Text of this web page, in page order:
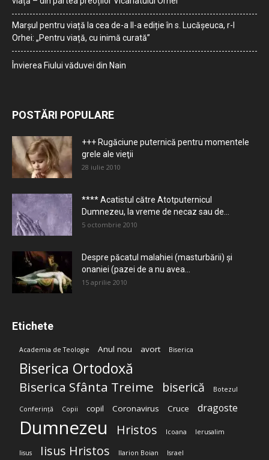
Marșul pentru viață la cea de-a II-a ediție în s. Lucășeuca, r-l
Orhei: „Pentru viață, cu inimă curată”
Învierea Fiului văduvei din Nain
POSTĂRI POPULARE
+++ Rugăciune puternică pentru momentele
grele ale vieţii
28 iulie 2010
**** Acatistul către Atotputernicul
Dumnezeu, la vreme de necaz sau de...
5 octombrie 2010
Despre păcatul malahiei (masturbării) şi
onaniei (pazei de a nu avea...
15 aprilie 2010
Etichete
Academia de Teologie Anul nou avort Biserica
Biserica Ortodoxă
Biserica Sfânta Treime biserică Botezul
Conferință Copii copil Coronavirus Cruce dragoste
Dumnezeu Hristos Icoana Ierusalim
Iisus Iisus Hristos Ilarion Boian Israel